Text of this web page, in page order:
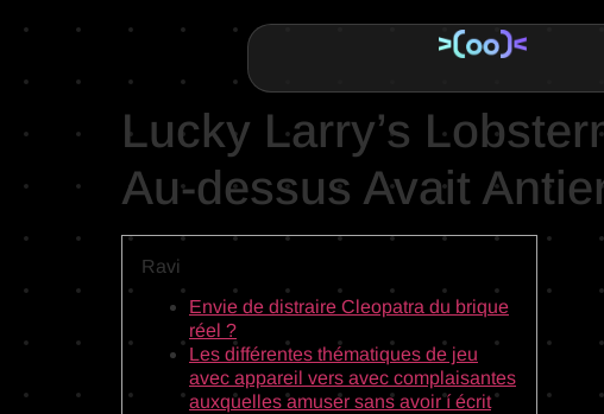
Lucky Larry’s
Au-dessus Avait
Ravi
Envie de distraire Cleopatra du brique
réel ?
Les différentes thématiques de jeu
avec appareil vers avec complaisantes
auxquelles amuser sans avoir í écrit